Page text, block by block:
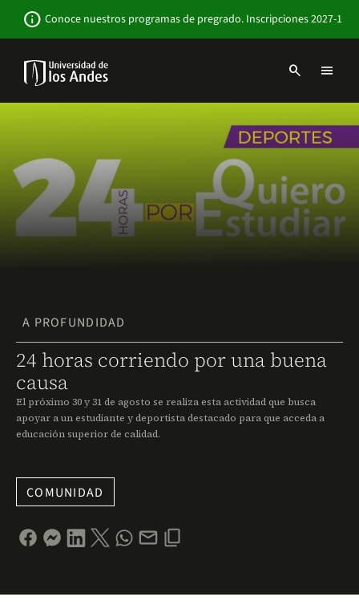
contenido
info Conoce nuestros programas de pregrado. Inscripciones 2027-1
Navbar
search menu
A PROFUNDIDAD
24 horas corriendo por una buena
causa
El próximo 30 y 31 de agosto se realiza esta actividad que busca
apoyar a un estudiante y deportista destacado para que acceda a
educación superior de calidad.
COMUNIDAD